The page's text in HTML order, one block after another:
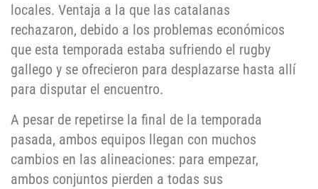
locales. Ventaja a la que las catalanas
rechazaron, debido a los problemas económicos
que esta temporada estaba sufriendo el rugby
gallego y se ofrecieron para desplazarse hasta allí
para disputar el encuentro.
A pesar de repetirse la final de la temporada
pasada, ambos equipos llegan con muchos
cambios en las alineaciones: para empezar,
ambos conjuntos pierden a todas sus